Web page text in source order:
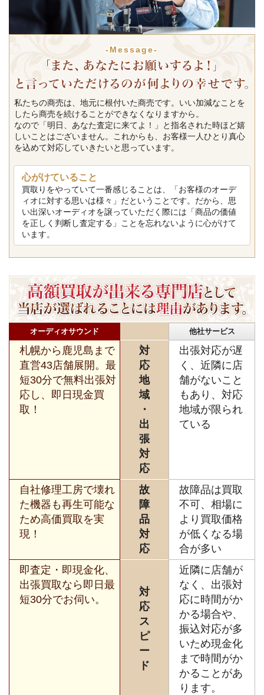
-Message-
私たちの商売は、地元に根付いた商売です。いい加減なことを
したら商売を続けることができなくなりますから。
なので「明日、あなた査定に来てよ！」と指名された時ほど嬉
しいことはございません。これからも、お客様一人ひとり真心
を込めて対応していきたいと思っています。
心がけていること
買取りをやっていて一番感じることは、「お客様のオーデ
ィオに対する思いは様々」だということです。だから、思
い出深いオーディオを譲っていただく際には「商品の価値
を正しく判断し査定する」ことを忘れないように心がけて
います。
オーディオサウンド 他社サービス
札幌から鹿児島まで
直営43店舗展開。最
短30分で無料出張対
応し、即日現金買
取！
対
応
地
域
・
出
張
対
応
出張対応が遅
く、近隣に店
舗がないこと
もあり、対応
地域が限られ
ている
自社修理工房で壊れ
た機器も再生可能な
ため高価買取を実
現！
故
障
品
対
応
故障品は買取
不可、相場に
より買取価格
が低くなる場
合が多い
即査定・即現金化、
出張買取なら即日最
短30分でお伺い。
対
応
ス
ピ
ー
ド
近隣に店舗が
なく、出張対
応に時間がか
かる場合や、
振込対応が多
いため現金化
まで時間がか
かることがあ
ります。